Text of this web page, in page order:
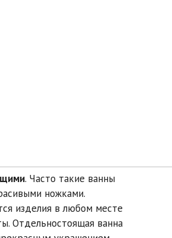
. Часто такие ванны
ножками.
изделия в любом месте
Отдельностоящая ванна